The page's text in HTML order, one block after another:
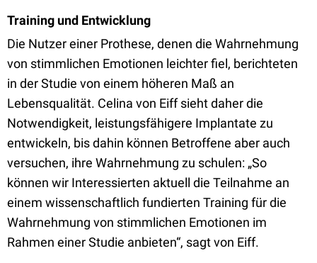
Training und Entwicklung
Die Nutzer einer Prothese, denen die Wahrnehmung
von stimmlichen Emotionen leichter fiel, berichteten
in der Studie von einem höheren Maß an
Lebensqualität. Celina von Eiff sieht daher die
Notwendigkeit, leistungsfähigere Implantate zu
entwickeln, bis dahin können Betroffene aber auch
versuchen, ihre Wahrnehmung zu schulen: „So
können wir Interessierten aktuell die Teilnahme an
einem wissenschaftlich fundierten Training für die
Wahrnehmung von stimmlichen Emotionen im
Rahmen einer Studie anbieten“, sagt von Eiff.